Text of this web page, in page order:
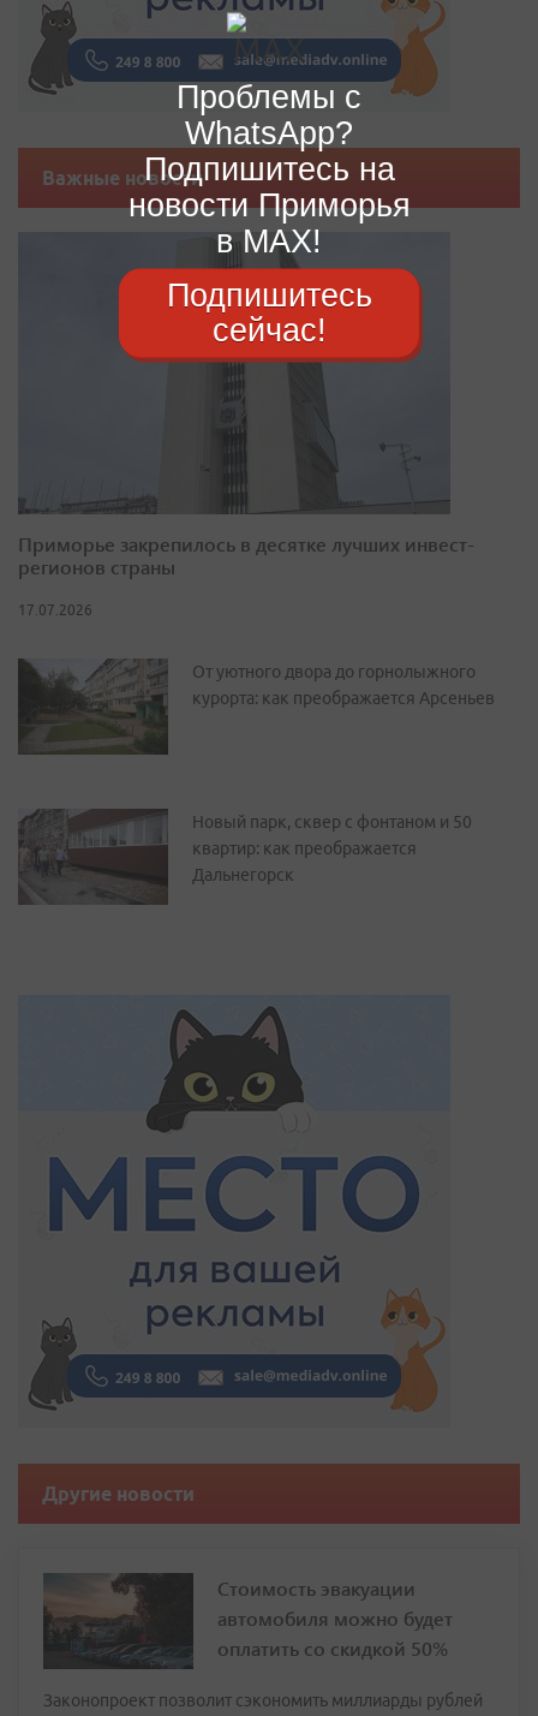
Важные новости
Приморье закрепилось в десятке лучших инвест-
регионов страны
17.07.2026
От уютного двора до горнолыжного
курорта: как преображается Арсеньев
Новый парк, сквер с фонтаном и 50
квартир: как преображается
Дальнегорск
Другие новости
Стоимость эвакуации
автомобиля можно будет
оплатить со скидкой 50%
Законопроект позволит сэкономить миллиарды рублей
Проблемы с
WhatsApp?
Подпишитесь на
новости Приморья
в MAX!
Подпишитесь
сейчас!